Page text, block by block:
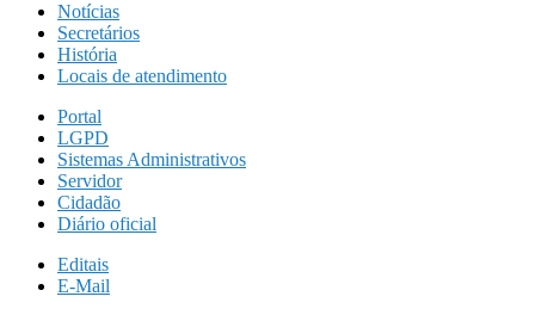
Notícias
Secretários
História
Locais de atendimento
Portal
LGPD
Sistemas Administrativos
Servidor
Cidadão
Diário oficial
Editais
E-Mail